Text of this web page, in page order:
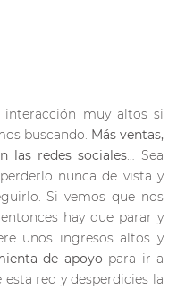
muy altos si
buscando. Más ventas,
las redes sociales… Sea
nunca de vista y
Si vemos que nos
hay que parar y
unos ingresos altos y
de apoyo para ir a
red y desperdicies la